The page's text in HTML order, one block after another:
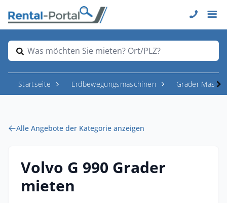
Was möchten Sie mieten? Ort/PLZ?
Startseite Erdbewegungsmaschinen Grader
Alle Angebote der Kategorie anzeigen
Volvo G 990 Grader
mieten